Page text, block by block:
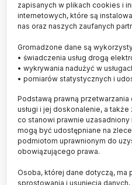
Wspólne rodzinne
dzieci jedzą więcej
zapisanych w plikach cookies i
internetowych, które są
nas oraz naszych zaufanych
Gromadzone dane są
• świadczenia usług drogą
• wykrywania nadużyć w
• pomiarów statystycznych i
Podstawą prawną
usługi i jej doskonalenie, a
co stanowi prawnie
mogą być udostępniane na
podmiotom uprawnionym do
obowiązującego prawa.
Osoba, której dane dotyczą, ma
sprostowania i usunięcia